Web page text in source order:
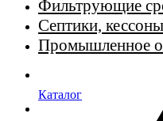
Фильтрующие
Септики, кессоны
Промышленное
Каталог